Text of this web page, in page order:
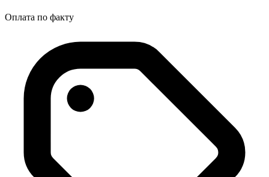
Оплата по факту